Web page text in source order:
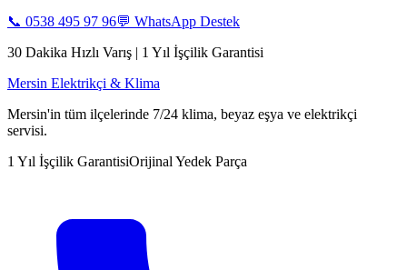
📞 0538 495 97 96💬 WhatsApp Destek
30 Dakika Hızlı Varış | 1 Yıl İşçilik Garantisi
Mersin Elektrikçi & Klima
Mersin'in tüm ilçelerinde 7/24 klima, beyaz eşya ve elektrikçi
servisi.
1 Yıl İşçilik GarantisiOrijinal Yedek Parça